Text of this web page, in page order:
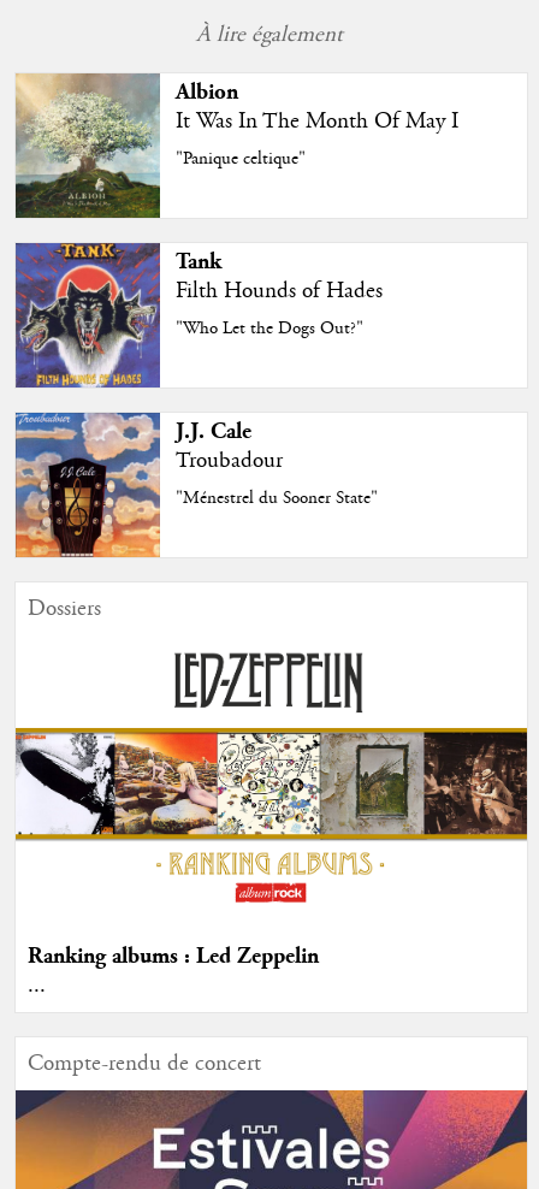
À lire également
Albion
It Was In The Month Of May I
"Panique celtique"
Tank
Filth Hounds of Hades
"Who Let the Dogs Out?"
J.J. Cale
Troubadour
"Ménestrel du Sooner State"
Dossiers
Ranking albums : Led Zeppelin
...
Compte-rendu de concert